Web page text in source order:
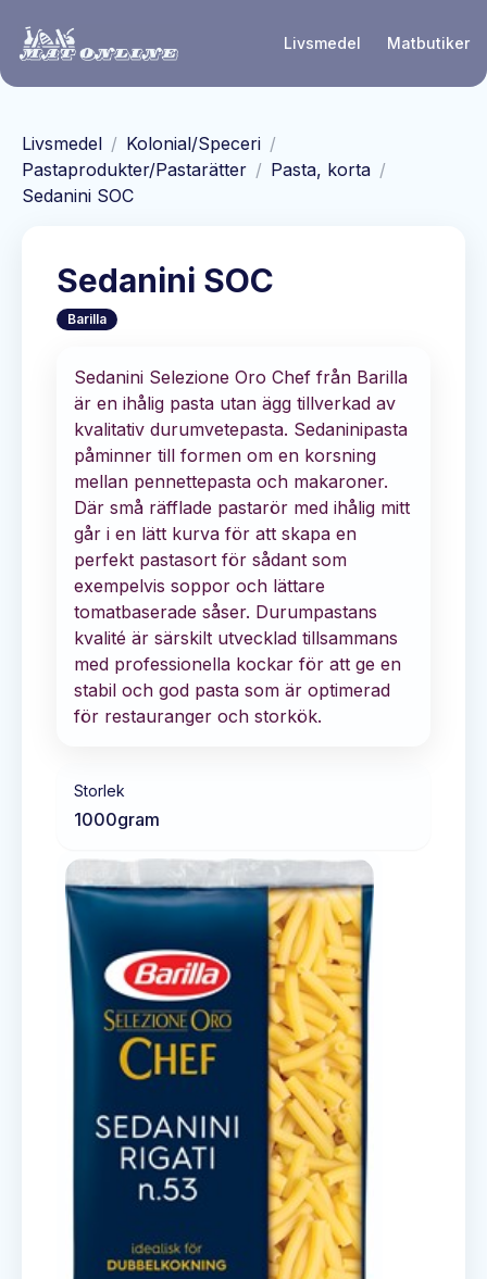
Livsmedel Matbutiker
Livsmedel / Kolonial/Speceri /
Pastaprodukter/Pastarätter / Pasta, korta /
Sedanini SOC
Sedanini SOC
Barilla
Sedanini Selezione Oro Chef från Barilla
är en ihålig pasta utan ägg tillverkad av
kvalitativ durumvetepasta. Sedaninipasta
påminner till formen om en korsning
mellan pennettepasta och makaroner.
Där små räfflade pastarör med ihålig mitt
går i en lätt kurva för att skapa en
perfekt pastasort för sådant som
exempelvis soppor och lättare
tomatbaserade såser. Durumpastans
kvalité är särskilt utvecklad tillsammans
med professionella kockar för att ge en
stabil och god pasta som är optimerad
för restauranger och storkök.
Storlek
1000gram